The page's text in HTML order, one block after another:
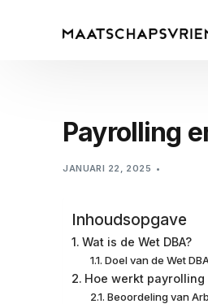
Payrolling
JANUARI 22, 2025
Inhoudsopgave
Wat is de Wet DBA?
Doel van de Wet
Hoe werkt payrolling
Beoordeling van